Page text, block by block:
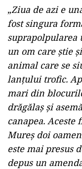
„Ziua de azi e
fost singura
suprapolpularea
un om care știe
animal care se
lanțului trofic.
mari din
drăgălaș și
canapea.
Mureș doi
este mai presus
depus un